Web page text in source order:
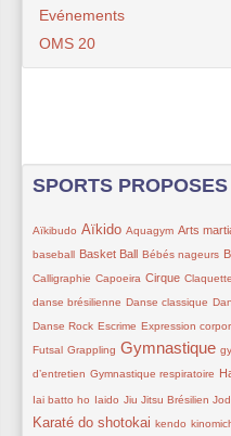
Evénements
OMS 20
SPORTS
33/434
Aïkibudo
156/434Aïkido
33/434 Aquagym
135/434 Arts
10/434
197/434
35/434
10/434
baseball
106/434Basket Ball
15/434 Bébés nageurs
97/434
73/434
30/434
Calligraphie
67/434 Capoeira
101/434 Cirque
9/434
45/434
126/434
42/434
33/434
danse brésilienne
48/434 Danse classique
24/434
9/434
9/434
9/434
Danse Rock
30/434 Escrime
48/434 Expression
10/434
9/434
9/434
110/434
9/434
Futsal
10/434Grappling
262/434 Gymnastique
9/434
48/434
d’entretien
77/434 Gymnastique respiratoire
101/434
72/434
72/434
9/434
Iai batto ho
70/434 Iaido
10/434 Jiu Jitsu Brésilien
24/434
434/434
150/434
30/434
233/434
163/434
Karaté do shotokai
30/434 kendo
30/434
219/434
45/434
9/434
132/434